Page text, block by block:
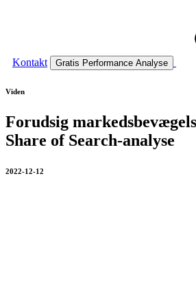
Kontakt Gratis Performance Analyse
Viden
Forudsig
Share of Search-analyse
2022-12-12